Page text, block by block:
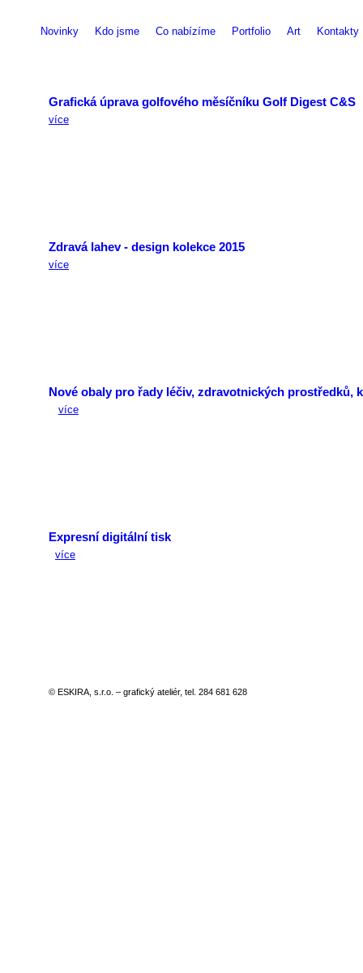
Novinky Kdo jsme Co nabízíme Portfolio Art Kontakty
Grafická úprava golfového měsíčníku Golf Digest C&S
více
Zdravá lahev - design kolekce 2015
více
Nové obaly pro řady léčiv, zdravotnických prostředků,
více
Expresní digitální tisk
více
© ESKIRA, s.r.o. – grafický ateliér, tel. 284 681 628